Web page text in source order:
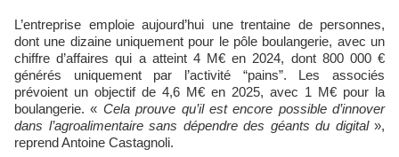
L’entreprise emploie aujourd’hui une trentaine de personnes,
dont une dizaine uniquement pour le pôle boulangerie, avec un
chiffre d’affaires qui a atteint 4 M€ en 2024, dont 800 000 €
générés uniquement par l’activité “pains”. Les associés
prévoient un objectif de 4,6 M€ en 2025, avec 1 M€ pour la
boulangerie. « Cela prouve qu’il est encore possible d’innover
dans l’agroalimentaire sans dépendre des géants du digital »,
reprend Antoine Castagnoli.